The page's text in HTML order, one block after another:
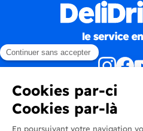
Produits